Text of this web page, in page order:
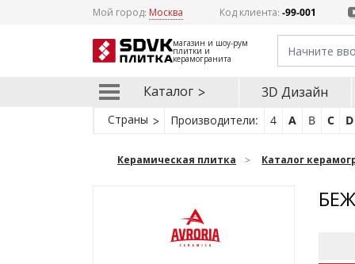
Мой город: Москва Код клиента:-99-001
магазин и шоу-рум
плитки и
керамогранита
Каталог 3D Дизайн
Страны Производители: 4 A B C D
Керамическая плитка Каталог